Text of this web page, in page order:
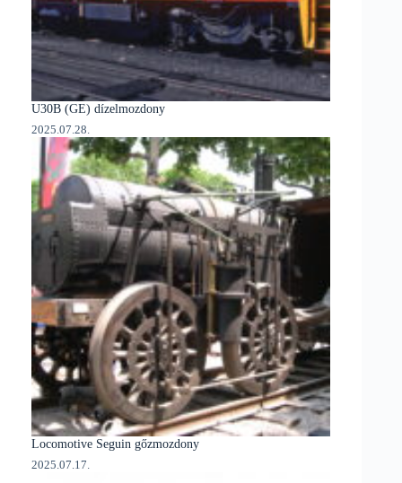
U30B (GE) dízelmozdony
2025.07.28.
Locomotive Seguin gőzmozdony
2025.07.17.